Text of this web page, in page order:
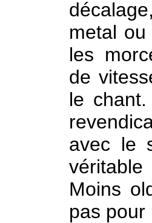
metal
les
de
le
avec le
Moins
pas pour